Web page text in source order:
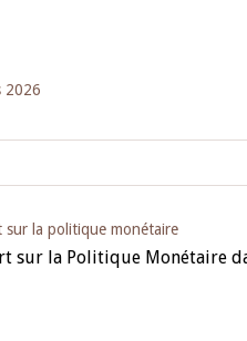
2026
sur la politique monétaire
sur la Politique Monétaire